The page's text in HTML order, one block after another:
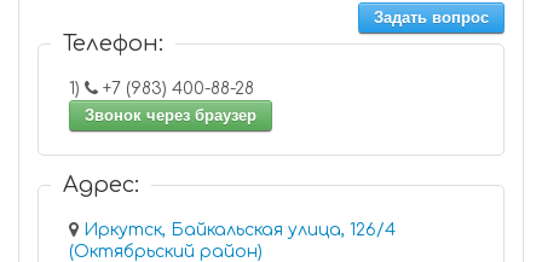
Задать вопрос
Телефон:
1)
+7 (983) 400-88-28
Звонок через браузер
Адрес:
Иркутск, Байкальская улица, 126/4
(Октябрьский район)